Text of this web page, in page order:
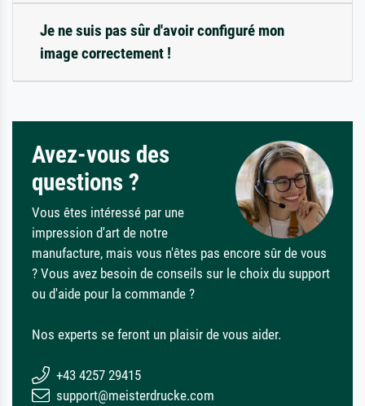
Je ne suis pas sûr d'avoir configuré mon
image correctement !
Avez-vous des
questions ?
Vous êtes intéressé par une
impression d'art de notre
manufacture, mais vous n'êtes pas encore sûr de vous
? Vous avez besoin de conseils sur le choix du support
ou d'aide pour la commande ?
Nos experts se feront un plaisir de vous aider.
+43 4257 29415
support@meisterdrucke.com